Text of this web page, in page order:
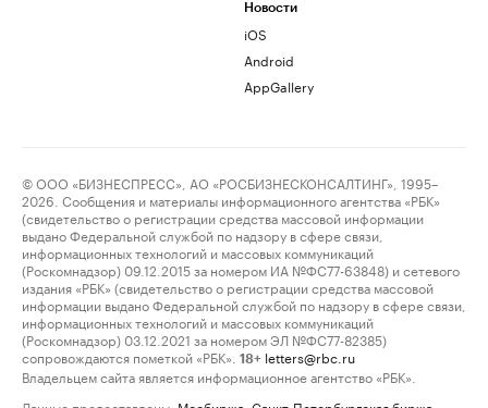
Новости
iOS
Android
AppGallery
© ООО «БИЗНЕСПРЕСС», АО «РОСБИЗНЕСКОНСАЛТИНГ», 1995–
2026. Сообщения и материалы информационного агентства «РБК»
(свидетельство о регистрации средства массовой информации
выдано Федеральной службой по надзору в сфере связи,
информационных технологий и массовых коммуникаций
(Роскомнадзор) 09.12.2015 за номером ИА №ФС77-63848) и сетевого
издания «РБК» (свидетельство о регистрации средства массовой
информации выдано Федеральной службой по надзору в сфере связи,
информационных технологий и массовых коммуникаций
(Роскомнадзор) 03.12.2021 за номером ЭЛ №ФС77-82385)
сопровождаются пометкой «РБК».
18+ letters@rbc.ru
Владельцем сайта является информационное агентство «РБК».